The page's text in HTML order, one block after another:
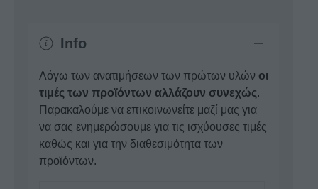
Info
Λόγω των ανατιμήσεων των πρώτων υλών οι
τιμές των προϊόντων αλλάζουν συνεχώς.
Παρακαλούμε να επικοινωνείτε μαζί μας για
να σας ενημερώσουμε για τις ισχύουσες τιμές
καθώς και για την διαθεσιμότητα των
προϊόντων.